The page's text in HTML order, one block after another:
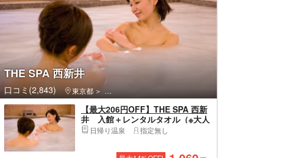
THE SPA 西新井
口コミ(2,843) 東京都 足立区・北千住・綾瀬・西新井
【最大206円OFF】THE SPA 西新
井 入館＋レンタルタオル（※大人
のみタオル付）
日帰り温泉 指定無し